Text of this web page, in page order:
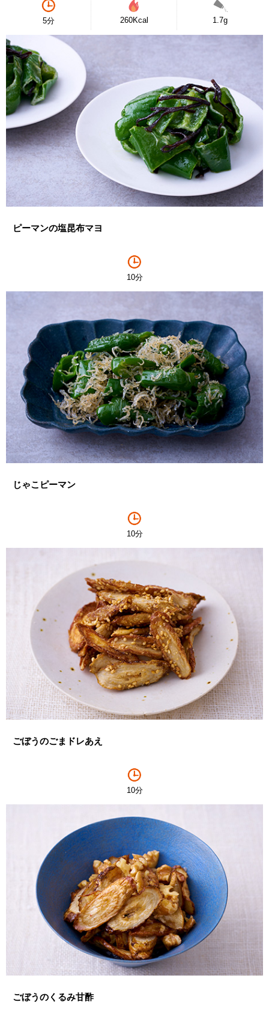
5分 260Kcal 1.7g
ピーマンの塩昆布マヨ
10分
じゃこピーマン
10分
ごぼうのごまドレあえ
10分
ごぼうのくるみ甘酢